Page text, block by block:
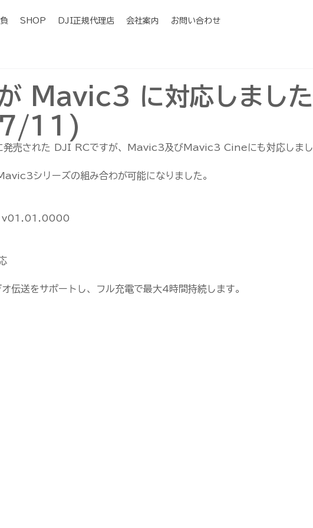
SHOP DJI正規代理店 会社案内 お問い合わせ
Mavic3 に対応しました
11)
売された DJI RCですが、Mavic3及びMavic3 Cineにも対応しまし
シリーズの組み合わが可能になりました。
v01.01.0000
送をサポートし、フル充電で最大4時間持続します。